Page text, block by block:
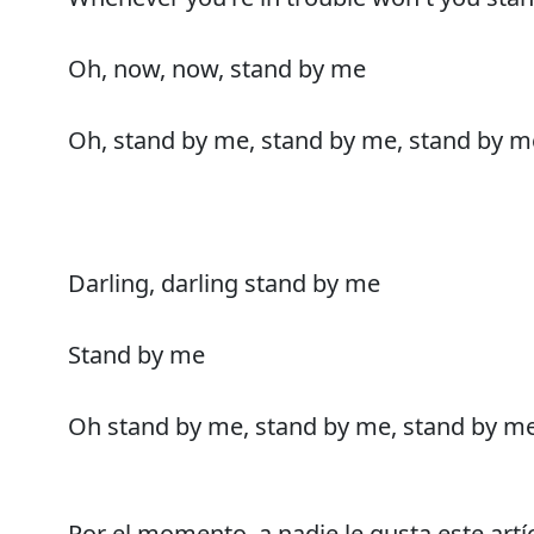
Oh, now, now, stand by me
Oh, stand by me, stand by me, stand by
Darling, darling stand by me
Stand by me
Oh stand by me, stand by me, stand by